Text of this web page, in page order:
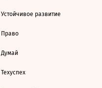
Устойчивое развитие
Право
Думай
Техуспех